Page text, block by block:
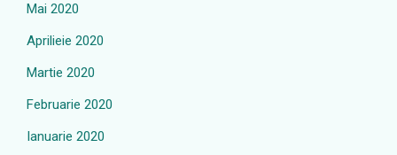
Mai 2020
Aprilieie 2020
Martie 2020
Februarie 2020
Ianuarie 2020